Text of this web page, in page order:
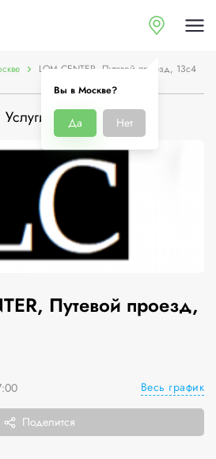
Вы в Москве?
Да Нет
LOM.СENTER, Путевой проезд, 13с4
Услуги О компании
Путевой проезд,
Весь график
Поделится